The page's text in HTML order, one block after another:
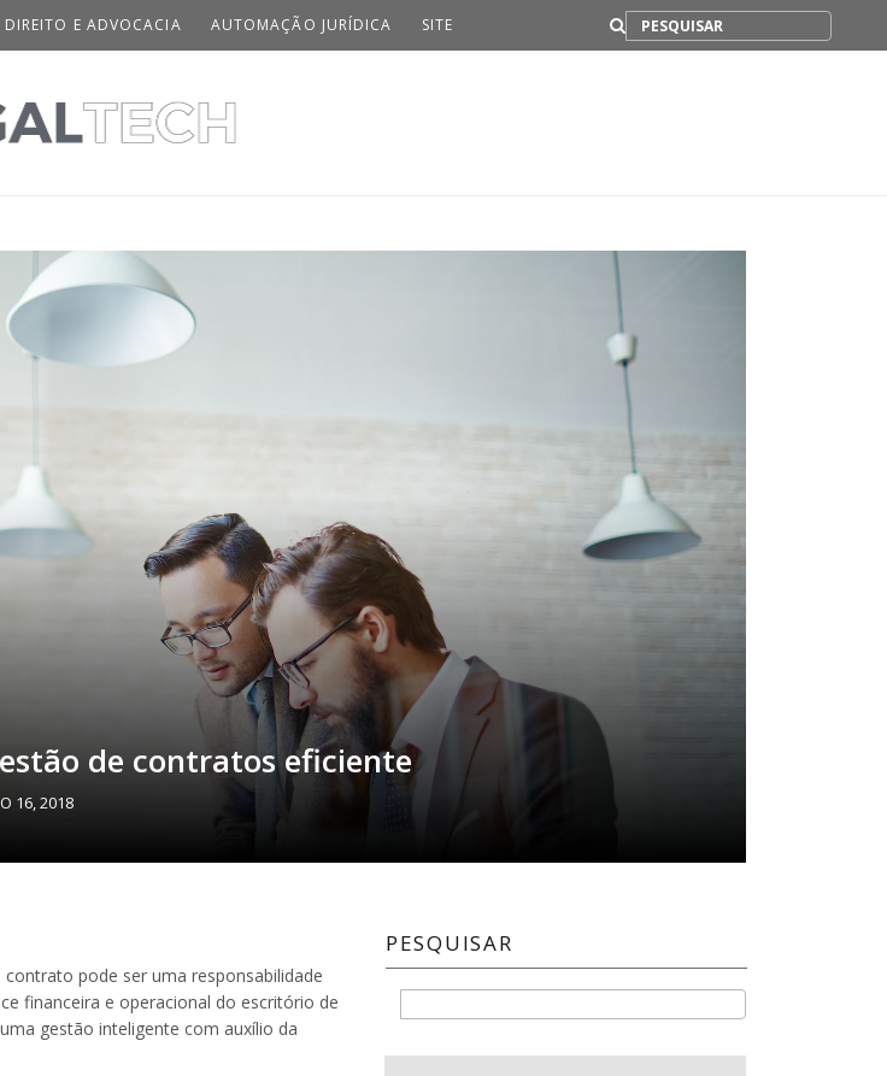
DIREITO E ADVOCACIA AUTOMAÇÃO JURÍDICA SITE Buscar
de contratos eficiente
16, 2018
pode ser uma responsabilidade
financeira e operacional do escritório de
gestão inteligente com auxílio da
PESQUISAR